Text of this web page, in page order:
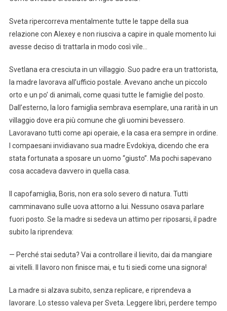
Sveta ripercorreva mentalmente tutte le tappe della sua
relazione con Alexey e non riusciva a capire in quale momento lui
avesse deciso di trattarla in modo così vile…
Svetlana era cresciuta in un villaggio. Suo padre era un trattorista,
la madre lavorava all’ufficio postale. Avevano anche un piccolo
orto e un po’ di animali, come quasi tutte le famiglie del posto.
Dall’esterno, la loro famiglia sembrava esemplare, una rarità in un
villaggio dove era più comune che gli uomini bevessero.
Lavoravano tutti come api operaie, e la casa era sempre in ordine.
I compaesani invidiavano sua madre Evdokiya, dicendo che era
stata fortunata a sposare un uomo “giusto”. Ma pochi sapevano
cosa accadeva davvero in quella casa.
Il capofamiglia, Boris, non era solo severo di natura. Tutti
camminavano sulle uova attorno a lui. Nessuno osava parlare
fuori posto. Se la madre si sedeva un attimo per riposarsi, il padre
subito la riprendeva:
— Perché stai seduta? Vai a controllare il lievito, dai da mangiare
ai vitelli. Il lavoro non finisce mai, e tu ti siedi come una signora!
La madre si alzava subito, senza replicare, e riprendeva a
lavorare. Lo stesso valeva per Sveta. Leggere libri, perdere tempo